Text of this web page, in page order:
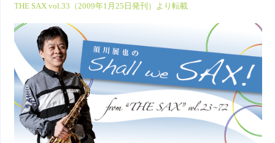
THE SAX vol.33（2009年1月25日発刊）より転載